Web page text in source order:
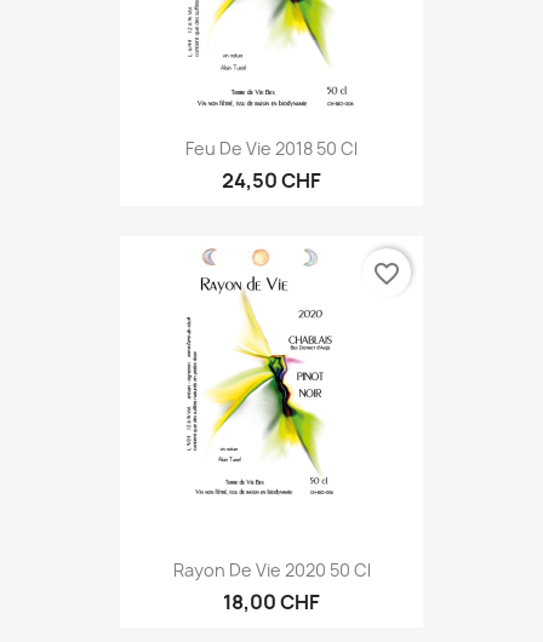
Feu De Vie 2018 50 Cl
24,50 CHF
Rayon De Vie 2020 50 Cl
18,00 CHF
favorite_border